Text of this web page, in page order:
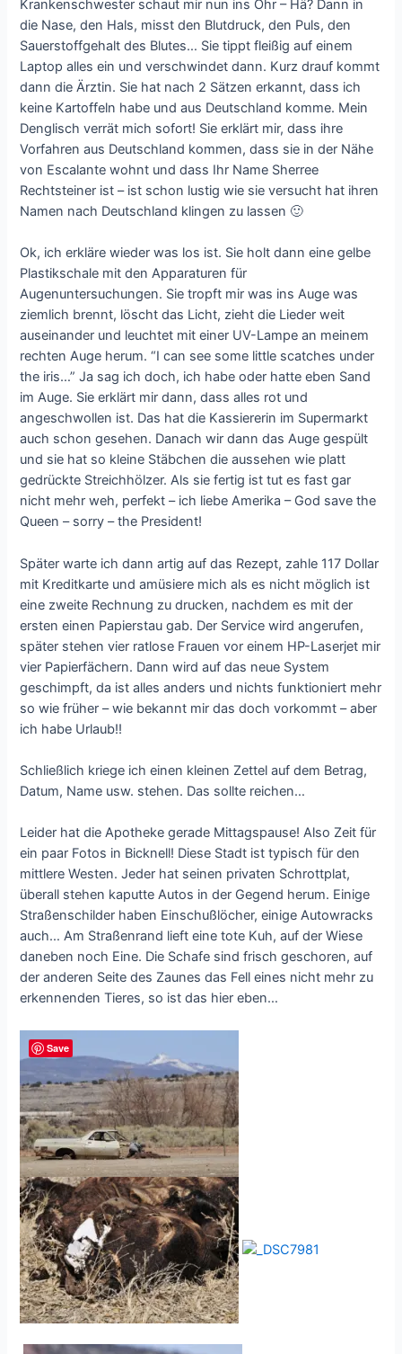
Krankenschwester schaut mir nun ins Ohr – Hä? Dann in
die Nase, den Hals, misst den Blutdruck, den Puls, den
Sauerstoffgehalt des Blutes… Sie tippt fleißig auf einem
Laptop alles ein und verschwindet dann. Kurz drauf kommt
dann die Ärztin. Sie hat nach 2 Sätzen erkannt, dass ich
keine Kartoffeln habe und aus Deutschland komme. Mein
Denglisch verrät mich sofort! Sie erklärt mir, dass ihre
Vorfahren aus Deutschland kommen, dass sie in der Nähe
von Escalante wohnt und dass Ihr Name Sherree
Rechtsteiner ist – ist schon lustig wie sie versucht hat ihren
Namen nach Deutschland klingen zu lassen 🙂
Ok, ich erkläre wieder was los ist. Sie holt dann eine gelbe
Plastikschale mit den Apparaturen für
Augenuntersuchungen. Sie tropft mir was ins Auge was
ziemlich brennt, löscht das Licht, zieht die Lieder weit
auseinander und leuchtet mit einer UV-Lampe an meinem
rechten Auge herum. “I can see some little scatches under
the iris…” Ja sag ich doch, ich habe oder hatte eben Sand
im Auge. Sie erklärt mir dann, dass alles rot und
angeschwollen ist. Das hat die Kassiererin im Supermarkt
auch schon gesehen. Danach wir dann das Auge gespült
und sie hat so kleine Stäbchen die aussehen wie platt
gedrückte Streichhölzer. Als sie fertig ist tut es fast gar
nicht mehr weh, perfekt – ich liebe Amerika – God save the
Queen – sorry – the President!
Später warte ich dann artig auf das Rezept, zahle 117 Dollar
mit Kreditkarte und amüsiere mich als es nicht möglich ist
eine zweite Rechnung zu drucken, nachdem es mit der
ersten einen Papierstau gab. Der Service wird angerufen,
später stehen vier ratlose Frauen vor einem HP-Laserjet mir
vier Papierfächern. Dann wird auf das neue System
geschimpft, da ist alles anders und nichts funktioniert mehr
so wie früher – wie bekannt mir das doch vorkommt – aber
ich habe Urlaub!!
Schließlich kriege ich einen kleinen Zettel auf dem Betrag,
Datum, Name usw. stehen. Das sollte reichen…
Leider hat die Apotheke gerade Mittagspause! Also Zeit für
ein paar Fotos in Bicknell! Diese Stadt ist typisch für den
mittlere Westen. Jeder hat seinen privaten Schrottplat,
überall stehen kaputte Autos in der Gegend herum. Einige
Straßenschilder haben Einschußlöcher, einige Autowracks
auch… Am Straßenrand lieft eine tote Kuh, auf der Wiese
daneben noch Eine. Die Schafe sind frisch geschoren, auf
der anderen Seite des Zaunes das Fell eines nicht mehr zu
erkennenden Tieres, so ist das hier eben…
Save